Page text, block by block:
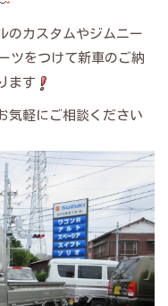
のカスタムやジムニー
ツをつけて新車のご納
ます
気軽にご相談ください